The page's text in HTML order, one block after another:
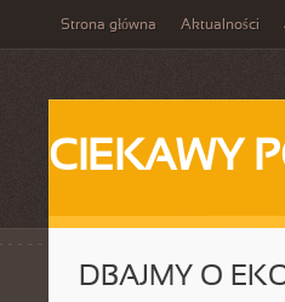
Strona główna Aktualności
CIEKAWY
DBAJMY O